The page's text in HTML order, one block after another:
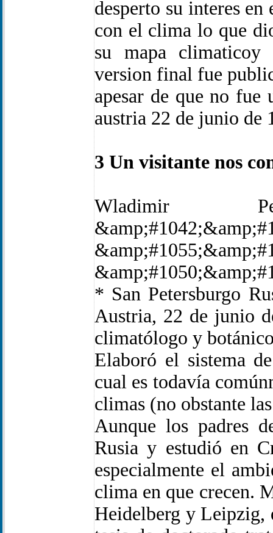
desperto su interes
con el clima lo que
su mapa climaticoy
version final fue
apesar de que no
austria 22 de junio de
3 Un visitante nos
Wladimir
* San Petersburgo
Austria, 22 de junio
climatólogo y
Elaboró el sistema
cual es todavía
climas (no obstante
Aunque los padres
Rusia y estudió en
especialmente el
clima en que crecen.
Heidelberg y Leipzig,